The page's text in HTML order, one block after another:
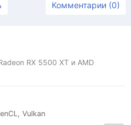
Комментарии (0)
RX 5500 XT и AMD
Vulkan